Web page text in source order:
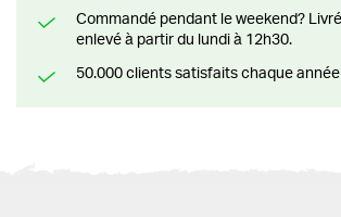
Commandé pendant le weekend? Livré ou prêt à être
enlevé à partir du lundi à 12h30.
50.000 clients satisfaits chaque année